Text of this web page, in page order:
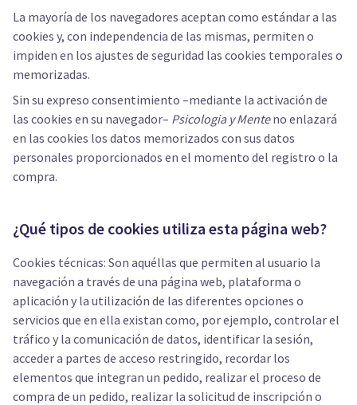
La mayoría de los navegadores aceptan como estándar a las
cookies y, con independencia de las mismas, permiten o
impiden en los ajustes de seguridad las cookies temporales o
memorizadas.
Sin su expreso consentimiento –mediante la activación de
las cookies en su navegador– Psicologia y Menteno enlazará
en las cookies los datos memorizados con sus datos
personales proporcionados en el momento del registro o la
compra.
¿Qué tipos de cookies utiliza esta página web?
Cookies técnicas: Son aquéllas que permiten al usuario la
navegación a través de una página web, plataforma o
aplicación y la utilización de las diferentes opciones o
servicios que en ella existan como, por ejemplo, controlar el
tráfico y la comunicación de datos, identificar la sesión,
acceder a partes de acceso restringido, recordar los
elementos que integran un pedido, realizar el proceso de
compra de un pedido, realizar la solicitud de inscripción o